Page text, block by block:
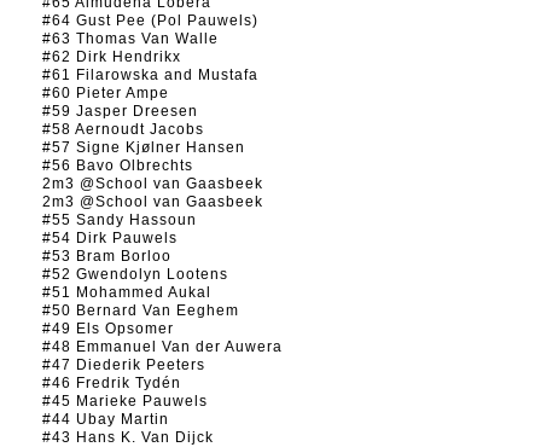
#64 Gust Pee (Pol Pauwels)
#63 Thomas Van Walle
#62 Dirk Hendrikx
#61 Filarowska and Mustafa
#60 Pieter Ampe
#59 Jasper Dreesen
#58 Aernoudt Jacobs
#57 Signe Kjølner Hansen
#56 Bavo Olbrechts
2m3 @School van Gaasbeek
2m3 @School van Gaasbeek
#55 Sandy Hassoun
#54 Dirk Pauwels
#53 Bram Borloo
#52 Gwendolyn Lootens
#51 Mohammed Aukal
#50 Bernard Van Eeghem
#49 Els Opsomer
#48 Emmanuel Van der Auwera
#47 Diederik Peeters
#46 Fredrik Tydén
#45 Marieke Pauwels
#44 Ubay Martin
#43 Hans K. Van Dijck